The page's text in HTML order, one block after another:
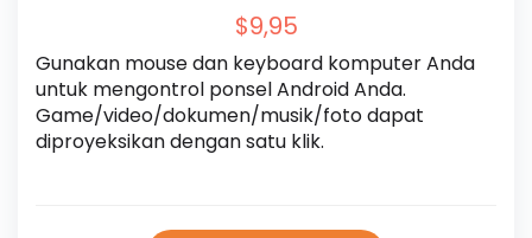
$9,95
Gunakan mouse dan keyboard komputer Anda
untuk mengontrol ponsel Android Anda.
Game/video/dokumen/musik/foto dapat
diproyeksikan dengan satu klik.